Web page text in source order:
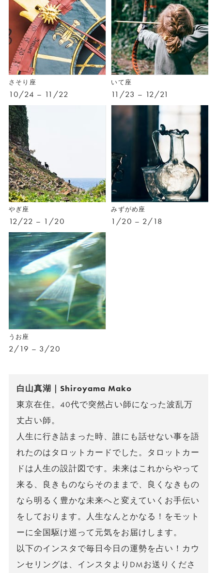
さそり座
10/24 – 11/22
いて座
11/23 – 12/21
やぎ座
12/22 – 1/20
みずがめ座
1/20 – 2/18
うお座
2/19 – 3/20
白山真湖｜Shiroyama Mako
東京在住。40代で突然占い師になった波乱万
丈占い師。
人生に行き詰まった時、誰にも話せない事を語
れたのはタロットカードでした。タロットカー
ドは人生の設計図です。未来はこれからやって
来る、良きものならそのままで、良くなきもの
なら明るく豊かな未来へと変えていくお手伝い
をしております。人生なんとかなる！をモット
ーに全国駆け巡って元気をお届けします。
以下のインスタで毎日今日の運勢を占い！カウ
ンセリングは、インスタよりDMお送りくださ